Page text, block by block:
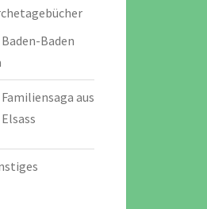
Baden
aus